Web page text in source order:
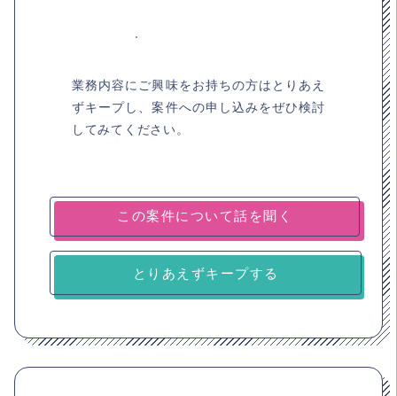
業務内容にご興味をお持ちの方はとりあえ
ずキープし、案件への申し込みをぜひ検討
してみてください。
とりあえずキープする